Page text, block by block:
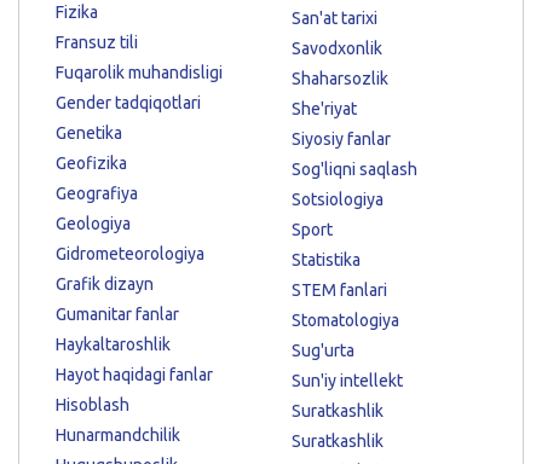
Fizika
Fransuz tili
Fuqarolik muhandisligi
Gender tadqiqotlari
Genetika
Geofizika
Geografiya
Geologiya
Gidrometeorologiya
Grafik dizayn
Gumanitar fanlar
Haykaltaroshlik
Hayot haqidagi fanlar
Hisoblash
Hunarmandchilik
San'at tarixi
Savodxonlik
Shaharsozlik
She'riyat
Siyosiy fanlar
Sog'liqni saqlash
Sotsiologiya
Sport
Statistika
STEM fanlari
Stomatologiya
Sug'urta
Sun'iy intellekt
Suratkashlik
Suratkashlik